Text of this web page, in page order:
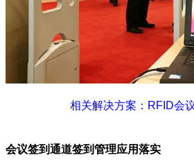
相关解决方案：RFID会
会议签到通道签到管理应用落实